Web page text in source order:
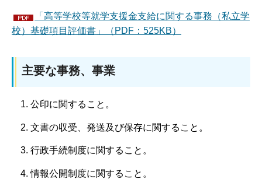
「高等学校等就学支援金支給に関する事務（私立学
校）基礎項目評価書」（PDF：525KB）
主要な事務、事業
公印に関すること。
文書の収受、発送及び保存に関すること。
行政手続制度に関すること。
情報公開制度に関すること。